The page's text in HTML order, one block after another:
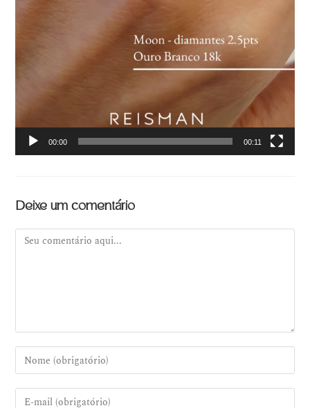
00:00 00:11
Deixe um comentário